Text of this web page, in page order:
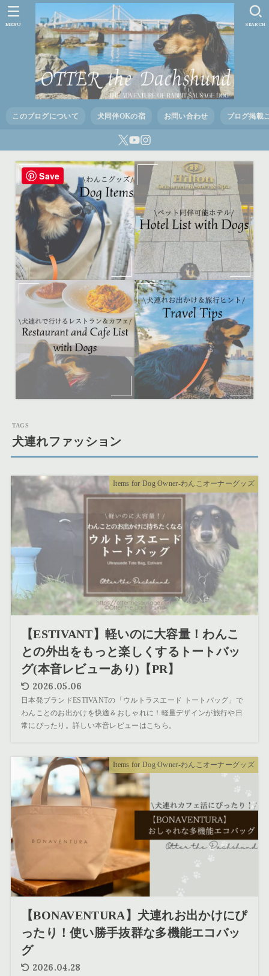
このブログについて 犬同伴OKの宿 お問い合わせ ブログ掲載
SEARCH
MENU
犬連れファッション
Items for Dog Owner-わんこオーナーグッズ
【ESTIVANT】軽いのに大容量！わんこ
との外出をもっと楽しくするトートバッ
グ(本音レビューあり)【PR】
2026.05.06
日本発ブランドESTIVANTの「ウルトラスエード トートバッグ」で
わんことのお出かけを快適＆おしゃれに！軽量デザインが旅行や日
常にぴったり。詳しい本音レビューはこちら。
Items for Dog Owner-わんこオーナーグッズ
【BONAVENTURA】犬連れお出かけにぴ
ったり！使い勝手抜群な多機能エコバッ
グ
2026.04.28
Save